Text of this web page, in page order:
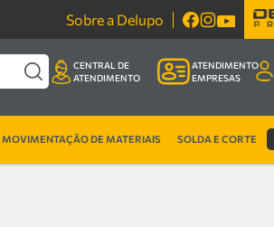
Sobre a Delupo
CENTRAL DE
ATENDIMENTO
ATENDIMENTO
EMPRESAS
MOVIMENTAÇÃO DE MATERIAIS SOLDA E CORTE